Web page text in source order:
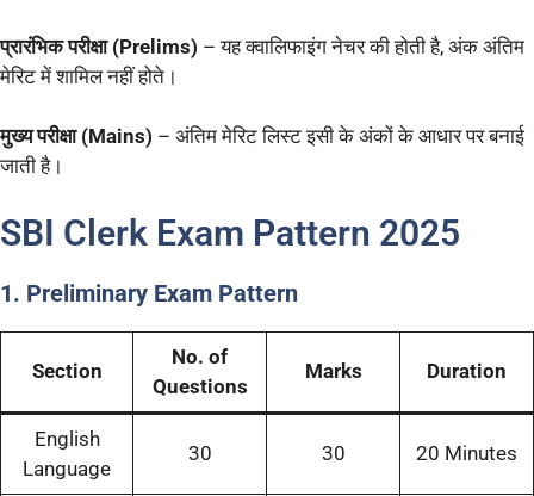
प्रारंभिक परीक्षा (Prelims) – यह क्वालिफाइंग नेचर की होती है, अंक अंतिम
मेरिट में शामिल नहीं होते।
मुख्य परीक्षा (Mains) – अंतिम मेरिट लिस्ट इसी के अंकों के आधार पर बनाई
जाती है।
SBI Clerk Exam Pattern 2025
1. Preliminary Exam Pattern
Section
No. of
Questions
Marks Duration
English
Language
30 30 20 Minutes